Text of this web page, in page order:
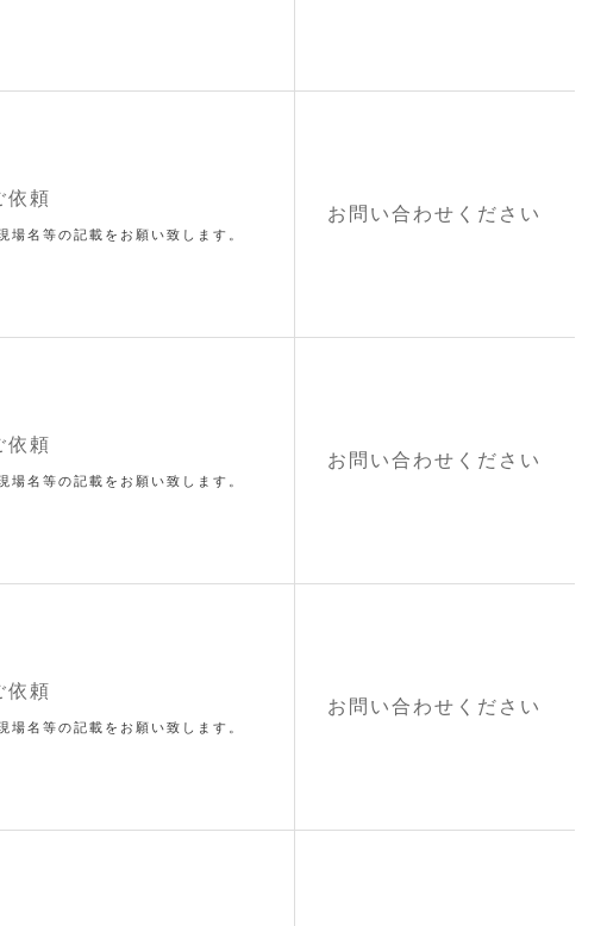
依頼
名等の記載をお願い致します。
お問い合わせください
依頼
名等の記載をお願い致します。
お問い合わせください
依頼
名等の記載をお願い致します。
お問い合わせください